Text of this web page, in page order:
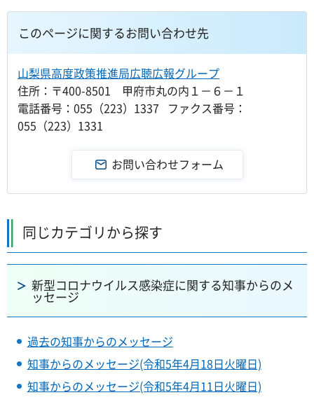
このページに関するお問い合わせ先
山梨県高度政策推進局広聴広報グループ
住所：〒400-8501 甲府市丸の内１－６－１
電話番号：055（223）1337 ファクス番号：
055（223）1331
同じカテゴリから探す
新型コロナウイルス感染症に関する知事からのメ
ッセージ
過去の知事からのメッセージ
知事からのメッセージ(令和5年4月18日火曜日)
知事からのメッセージ(令和5年4月11日火曜日)